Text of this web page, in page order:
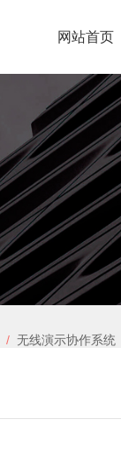
网站首页
/ 无线演示协作系统